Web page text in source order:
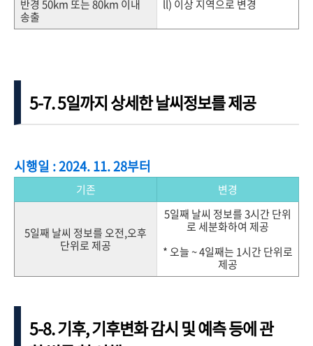
반경 50km 또는 80km 이내
송출
ll) 이상 지역으로 변경
5-7. 5일까지 상세한 날씨정보를 제공
시행일 : 2024. 11. 28부터
기존 변경
5일째 날씨 정보를 오전,오후
단위로 제공
5일째 날씨 정보를 3시간 단위
로 세분화하여 제공
* 오늘 ~ 4일째는 1시간 단위로
제공
5-8. 기후, 기후변화 감시 및 예측 등에 관